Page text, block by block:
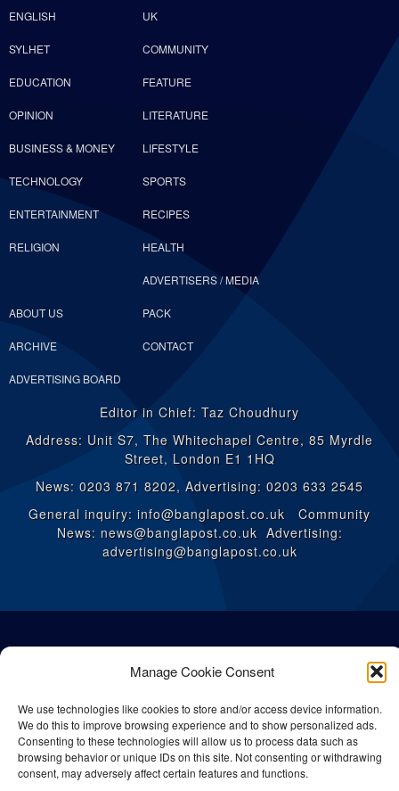
Manage Cookie Consent
We use technologies like cookies to store and/or access device information.
We do this to improve browsing experience and to show personalized ads.
Consenting to these technologies will allow us to process data such as
browsing behavior or unique IDs on this site. Not consenting or withdrawing
consent, may adversely affect certain features and functions.
ENGLISH UK
SYLHET COMMUNITY
EDUCATION FEATURE
OPINION LITERATURE
BUSINESS & MONEY LIFESTYLE
TECHNOLOGY SPORTS
ENTERTAINMENT RECIPES
RELIGION HEALTH
ABOUT US
ADVERTISERS / MEDIA
PACK
ARCHIVE CONTACT
ADVERTISING BOARD
Editor in Chief: Taz Choudhury
Address: Unit S7, The Whitechapel Centre, 85 Myrdle
Street, London E1 1HQ
News: 0203 871 8202, Advertising: 0203 633 2545
General inquiry: info@banglapost.co.uk Community
News: news@banglapost.co.uk Advertising:
advertising@banglapost.co.uk